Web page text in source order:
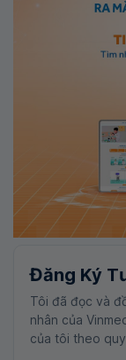
Đăng Ký
Tôi đã đọc và
nhân của
của tôi theo